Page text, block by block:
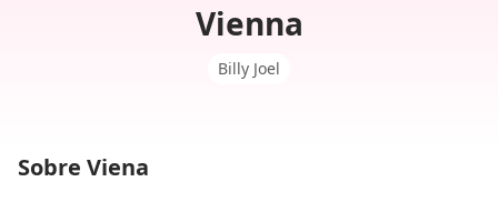
Vienna
Billy Joel
Sobre Viena